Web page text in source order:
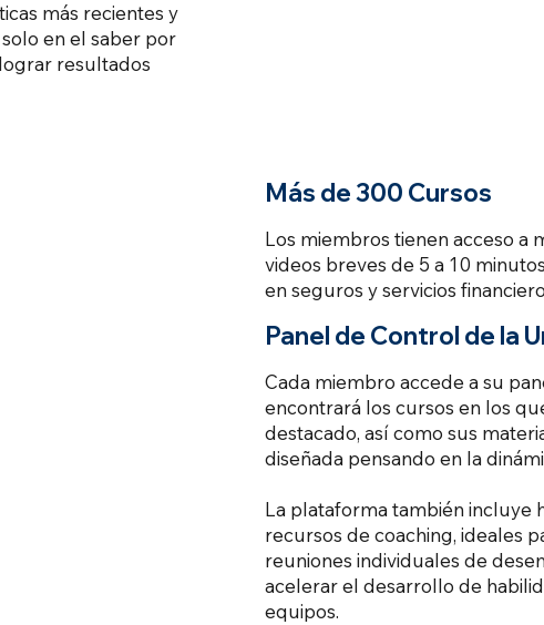
más recientes y
en el saber por
resultados
Más de 300 Cursos
Los miembros tienen acceso a
videos breves de 5 a 10
en seguros y servicios
Panel de Control de la
Cada miembro accede a su
encontrará los cursos en los
destacado, así como sus
diseñada pensando en la
La plataforma también incluye
recursos de coaching, ideales
reuniones individuales de
acelerar el desarrollo de
equipos.